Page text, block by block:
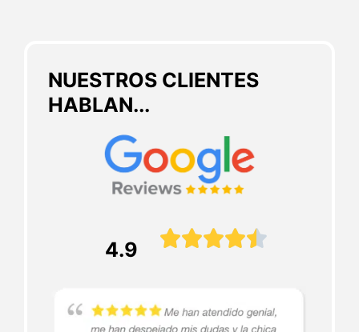
NUESTROS CLIENTES
HABLAN...
4.9 